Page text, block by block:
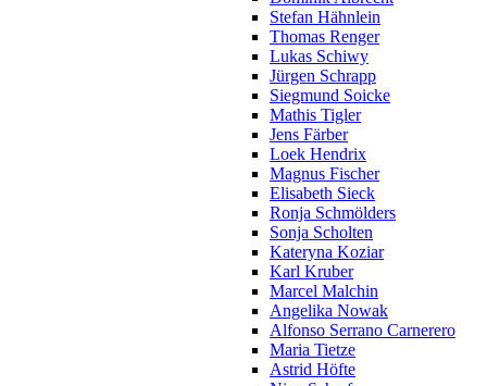
Stefan Hähnlein
Thomas Renger
Lukas Schiwy
Jürgen Schrapp
Siegmund Soicke
Mathis Tigler
Jens Färber
Loek Hendrix
Magnus Fischer
Elisabeth Sieck
Ronja Schmölders
Sonja Scholten
Kateryna Koziar
Karl Kruber
Marcel Malchin
Angelika Nowak
Alfonso Serrano Carnerero
Maria Tietze
Astrid Höfte